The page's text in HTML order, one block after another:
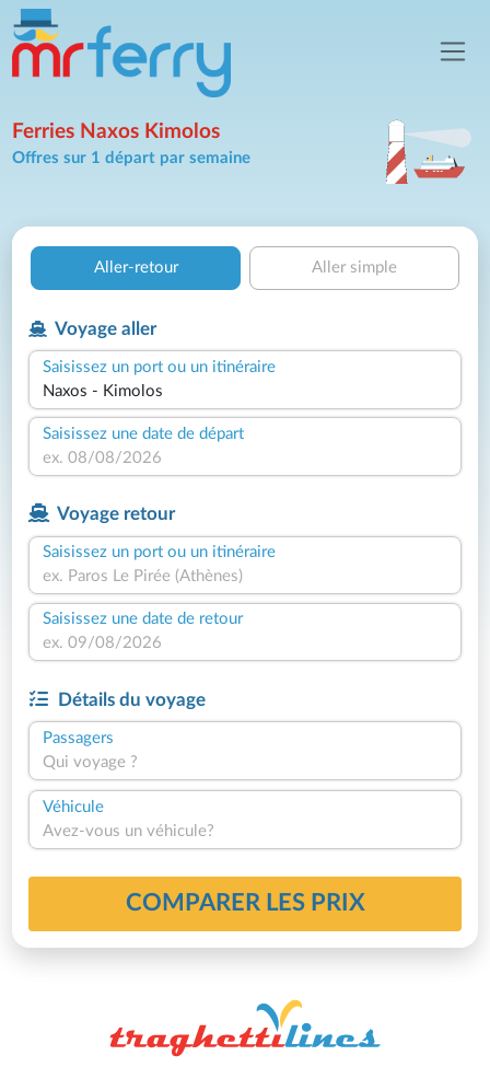
Ferries Naxos Kimolos
Offres sur 1 départ par semaine
Aller-retour Aller simple
Voyage aller
Saisissez un port ou un itinéraire
Saisissez une date de départ
Voyage retour
Saisissez un port ou un itinéraire
Saisissez une date de retour
Détails du voyage
Passagers
Qui voyage ?
Véhicule
Avez-vous un véhicule?
COMPARER LES PRIX